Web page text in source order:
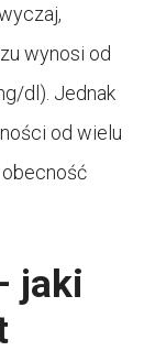
wynosi od
dl). Jednak
od wielu
obecność
jaki